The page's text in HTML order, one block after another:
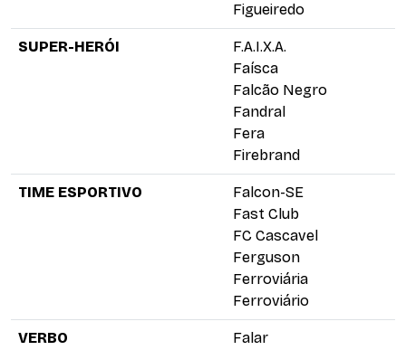
Figueiredo
SUPER-HERÓI
F.A.I.X.A.
Faísca
Falcão Negro
Fandral
Fera
Firebrand
TIME ESPORTIVO
Falcon-SE
Fast Club
FC Cascavel
Ferguson
Ferroviária
Ferroviário
VERBO
Falar